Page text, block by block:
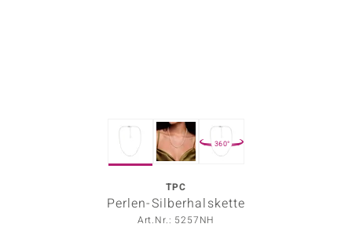
360°
TPC
Perlen-Silberhalskette
Art.Nr.: 5257NH